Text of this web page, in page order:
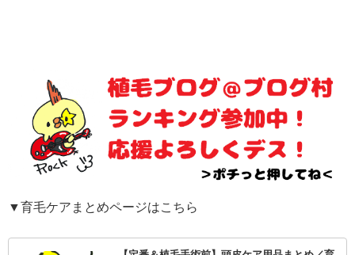
▼育毛ケアまとめページはこちら